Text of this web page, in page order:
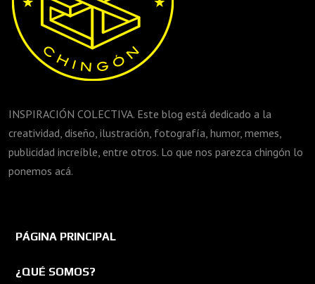
INSPIRACIÓN COLECTIVA. Este blog está dedicado a la
creatividad, diseño, ilustración, fotografía, humor, memes,
publicidad increíble, entre otros. Lo que nos parezca chingón lo
ponemos acá.
PÁGINA PRINCIPAL
¿QUÉ SOMOS?